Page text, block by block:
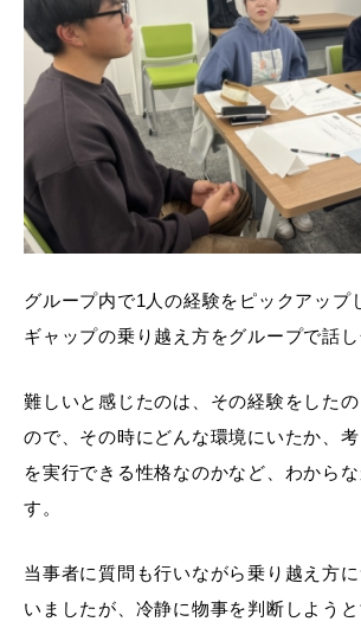
グループ内で1人の経験をピックアップ
ギャップの乗り越え方をグループで話し
難しいと感じたのは、その経験をした
ので、その時にどんな環境にいたか、
を実行できる性格なのかなど、わから
す。
当事者に質問も行いながら乗り越え方
いましたが、冷静に物事を判断しよう